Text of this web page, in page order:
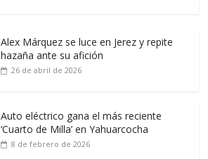
Alex Márquez se luce en Jerez y repite
hazaña ante su afición
26 de abril de 2026
Auto eléctrico gana el más reciente
‘Cuarto de Milla’ en Yahuarcocha
8 de febrero de 2026